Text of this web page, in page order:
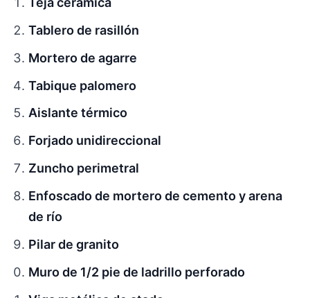
Tablero de rasillón
Mortero de agarre
Tabique palomero
Aislante térmico
Forjado unidireccional
Zuncho perimetral
Enfoscado de mortero de cemento y arena
de río
Pilar de granito
Muro de 1/2 pie de ladrillo perforado